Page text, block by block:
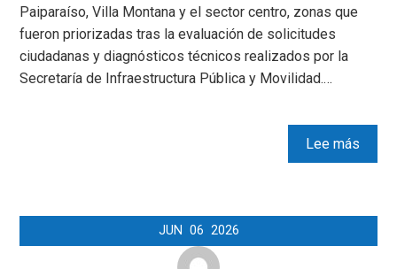
Paiparaíso, Villa Montana y el sector centro, zonas que
fueron priorizadas tras la evaluación de solicitudes
ciudadanas y diagnósticos técnicos realizados por la
Secretaría de Infraestructura Pública y Movilidad.…
Lee más
JUN 06 2026